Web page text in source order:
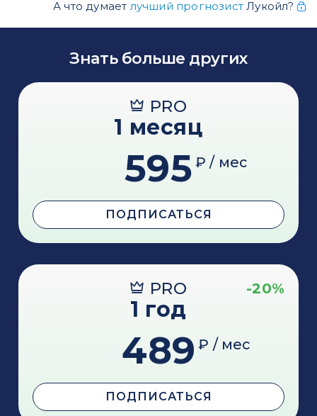
А что думает лучший прогнозистЛукойл?
Знать больше других
PRO
1 месяц
595 ₽ / мес
ПОДПИСАТЬСЯ
PRO -20%
1 год
489 ₽ / мес
ПОДПИСАТЬСЯ